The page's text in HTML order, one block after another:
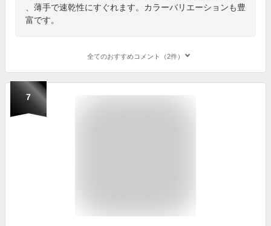
、薄手で速乾性にすぐれます。カラーバリエーションも豊
富です。
全てのおすすめコメント（2件）
7